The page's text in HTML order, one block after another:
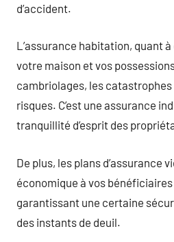
d’accident.
L’assurance habitation, quant
votre maison et vos
cambriolages, les catastrophes
risques. C’est une assurance
tranquillité d’esprit des
De plus, les plans d’assurance
économique à vos
garantissant une certaine
des instants de deuil.